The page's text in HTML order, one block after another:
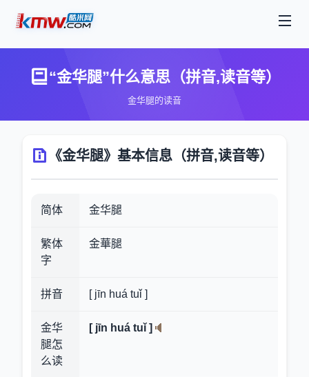
“金华腿”什么意思（拼音,读音等）
金华腿的读音
《金华腿》基本信息（拼音,读音等）
简体 金华腿
繁体
字
金華腿
拼音 [ jīn huá tuǐ ]
金华
腿怎
么读
[ jīn huá tuǐ ]